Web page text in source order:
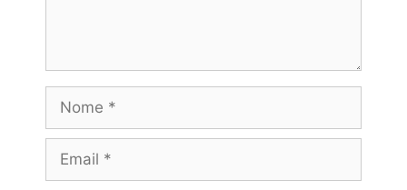
Nome
Email